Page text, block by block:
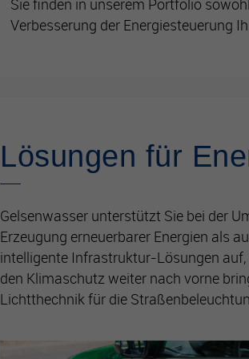
Verbesserung der Energiesteuerung
Lösungen für
Gelsenwasser unterstützt Sie bei der
Erzeugung erneuerbarer Energien als
intelligente Infrastruktur-Lösungen auf,
den Klimaschutz weiter nach vorne
Lichtthechnik für die